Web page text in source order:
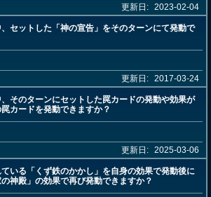
更新日: 2023-02-04
、セットした「神の宣告」をそのターンにて発動で
更新日: 2017-03-24
、そのターンにセットした罠カードの発動や効果が
カードを発動できますか？
更新日: 2025-03-06
いる「くず鉄のかかし」を自身の効果で発動後に
神殿」の効果で再び発動できますか？